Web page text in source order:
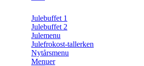
Julebuffet 1
Julebuffet 2
Julemenu
Julefrokost-tallerken
Nytårsmenu
Menuer